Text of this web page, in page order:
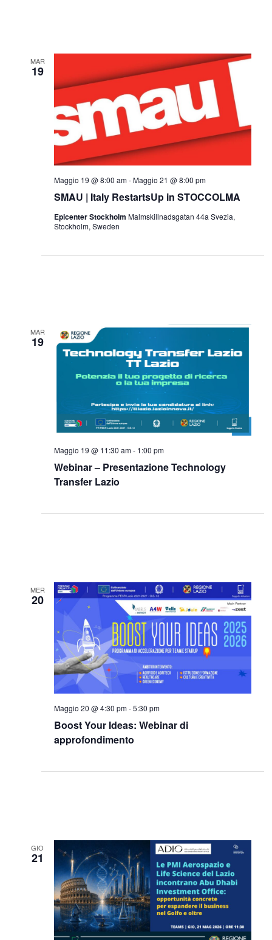
MAR
19
SMAU | Italy RestartsUp in STOCCOLMA
Maggio 19 @ 8:00 am-Maggio 21 @ 8:00 pm
Epicenter Stockholm Malmskillnadsgatan 44a Svezia,
Stockholm, Sweden
MAR
19
Webinar – Presentazione Technology
Transfer Lazio
Maggio 19 @ 11:30 am- 1:00 pm
MER
20
Boost Your Ideas: Webinar di
approfondimento
Maggio 20 @ 4:30 pm-5:30 pm
GIO
21